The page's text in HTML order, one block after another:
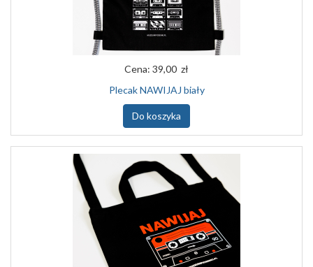
Cena: 39,00 zł
Plecak NAWIJAJ biały
Do koszyka